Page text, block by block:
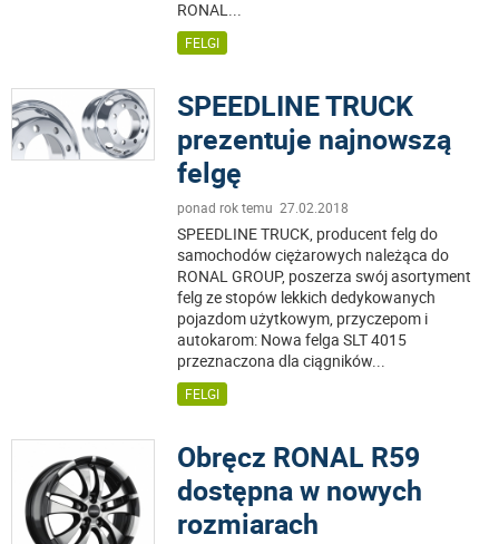
RONAL...
FELGI
SPEEDLINE TRUCK
prezentuje najnowszą
felgę
ponad rok temu 27.02.2018
SPEEDLINE TRUCK, producent felg do
samochodów ciężarowych należąca do
RONAL GROUP, poszerza swój asortyment
felg ze stopów lekkich dedykowanych
pojazdom użytkowym, przyczepom i
autokarom: Nowa felga SLT 4015
przeznaczona dla ciągników...
FELGI
Obręcz RONAL R59
dostępna w nowych
rozmiarach